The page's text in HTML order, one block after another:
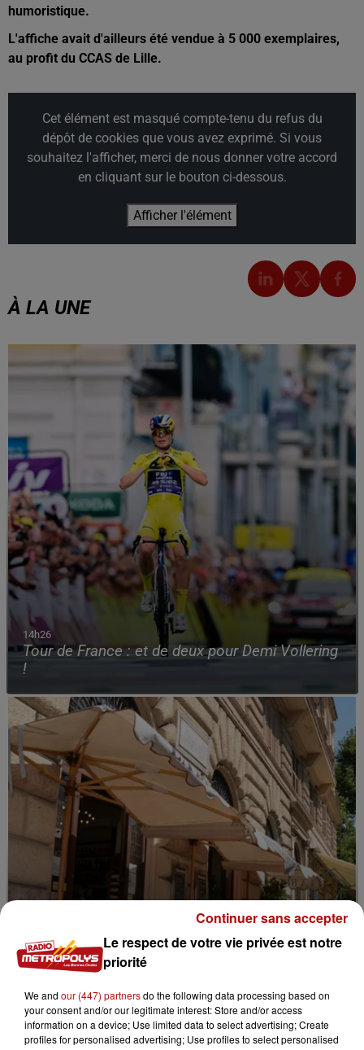
humoristique.
L'affiche avait d'ailleurs été vendue à 5 000 exemplaires,
au profit du CCAS de Lille.
Cet élément est masqué compte-tenu du refus du
dépôt de cookies que vous avez exprimé. Si vous
souhaitez l'afficher, merci de nous donner votre accord
en cliquant sur le bouton ci-dessous.
Afficher l'élément
À LA UNE
14h26
Tour de France : et de deux pour Demi Vollering
!
Vous ne pourrez bientôt plus fumer en terrasse
chez nos voisins belges
Le respect de votre vie privée est notre
priorité
We and our (447) partnersdo the following data processing based on
your consent and/or our legitimate interest: Store and/or access
information on a device; Use limited data to select advertising; Create
profiles for personalised advertising; Use profiles to select personalised
Continuer sans accepter